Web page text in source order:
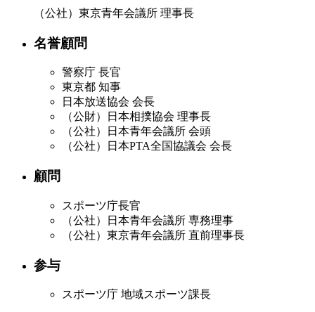
（公社）東京青年会議所 理事長
名誉顧問
警察庁 長官
東京都 知事
日本放送協会 会長
（公財）日本相撲協会 理事長
（公社）日本青年会議所 会頭
（公社）日本PTA全国協議会 会長
顧問
スポーツ庁長官
（公社）日本青年会議所 専務理事
（公社）東京青年会議所 直前理事長
参与
スポーツ庁 地域スポーツ課長